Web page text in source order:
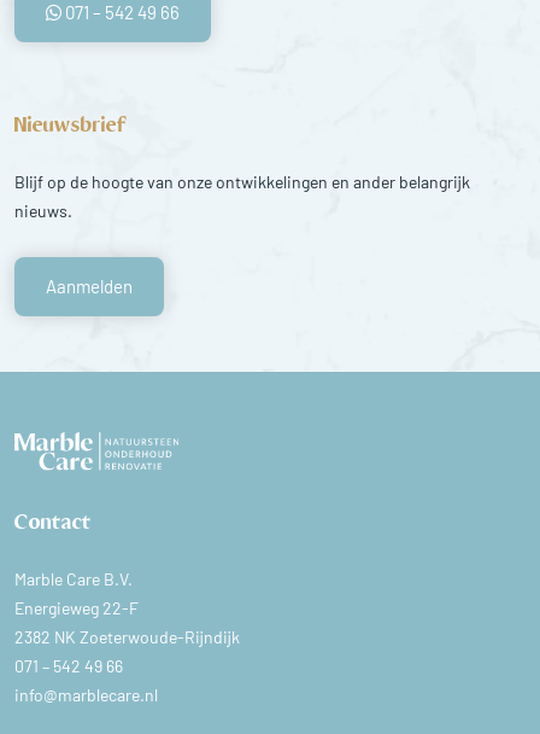
071 – 542 49 66
Nieuwsbrief
Blijf op de hoogte van onze ontwikkelingen en ander belangrijk
nieuws.
Aanmelden
Contact
Marble Care B.V.
Energieweg 22-F
2382 NK Zoeterwoude-Rijndijk
071 – 542 49 66
info@marblecare.nl